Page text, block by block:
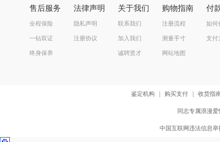
售后服务
全程保险
一钻双证
终身保养
法律声明
隐私声明
注册协议
关于我们
联系我们
加入我们
诚聘贤才
购物指南
注册流程
测量手寸
网站地图
付
如何
支付
鉴定机构 购买支付 收货指
同志专属浪漫
中国互联网违法信息